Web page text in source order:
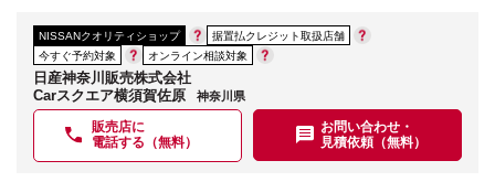
NISSANクオリティショップ
据置払クレジット取扱店舗
今すぐ予約対象
オンライン相談対象
日産神奈川販売株式会社
Carスクエア横須賀佐原
神奈川県
販売店に
電話する（無料）
お問い合わせ・
見積依頼（無料）